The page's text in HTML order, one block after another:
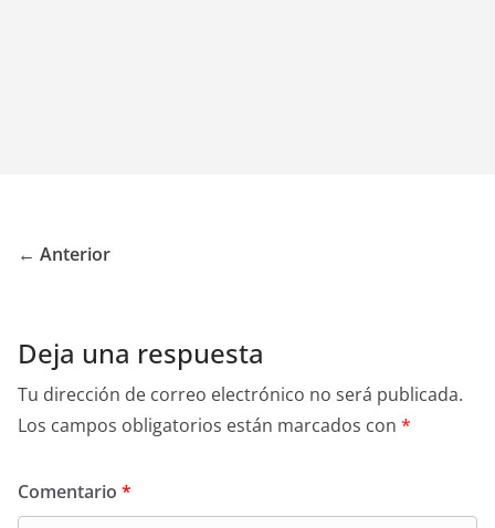
← Anterior
Deja una respuesta
Tu dirección de correo electrónico no será publicada.
Los campos obligatorios están marcados con *
Comentario *